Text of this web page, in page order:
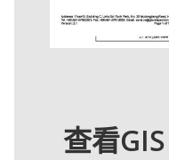
查看